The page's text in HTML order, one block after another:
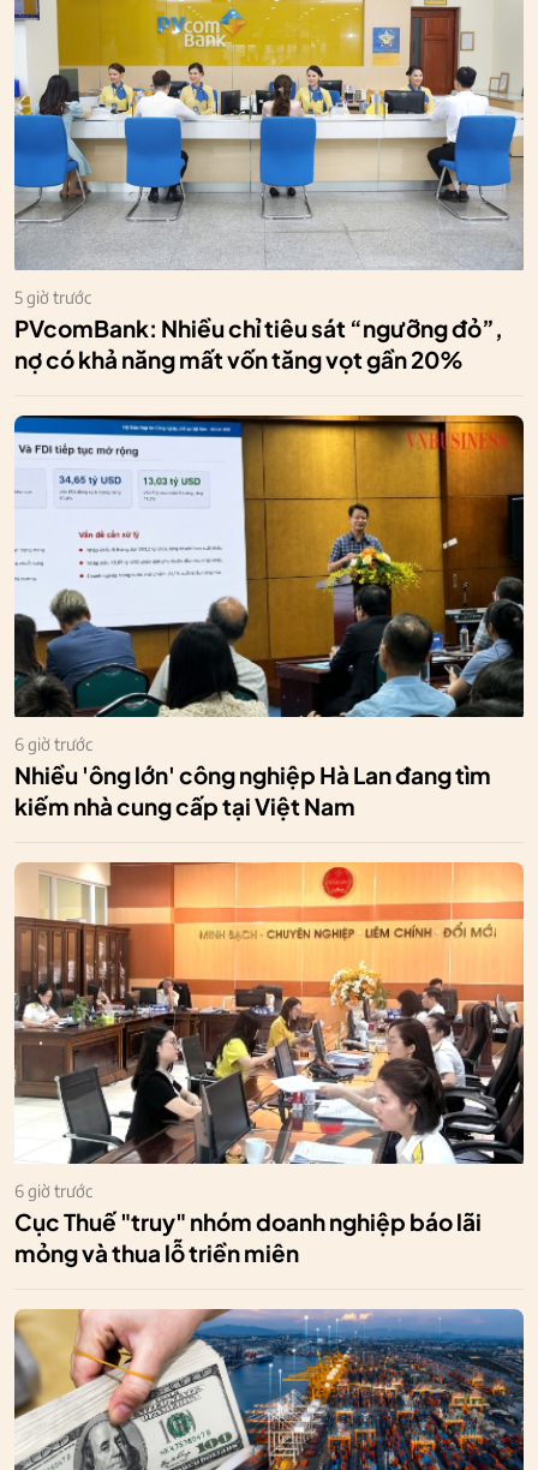
5 giờ trước
PVcomBank: Nhiều chỉ tiêu sát “ngưỡng đỏ”,
nợ có khả năng mất vốn tăng vọt gần 20%
6 giờ trước
Nhiều 'ông lớn' công nghiệp Hà Lan đang tìm
kiếm nhà cung cấp tại Việt Nam
6 giờ trước
Cục Thuế "truy" nhóm doanh nghiệp báo lãi
mỏng và thua lỗ triền miên